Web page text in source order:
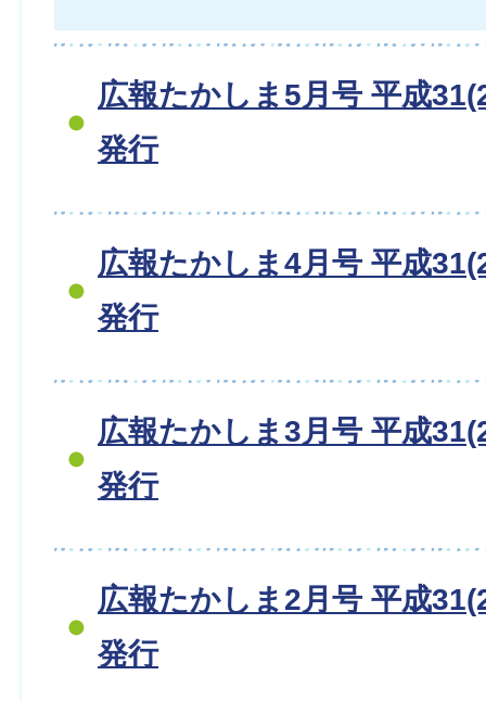
広報たかしま5月号 平成
発行
広報たかしま4月号 平成
発行
広報たかしま3月号 平成
発行
広報たかしま2月号 平成
発行